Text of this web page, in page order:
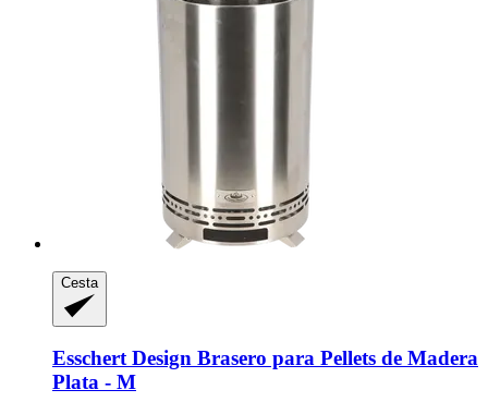
Cesta
Esschert Design Brasero para Pellets de Madera
Plata -​ M